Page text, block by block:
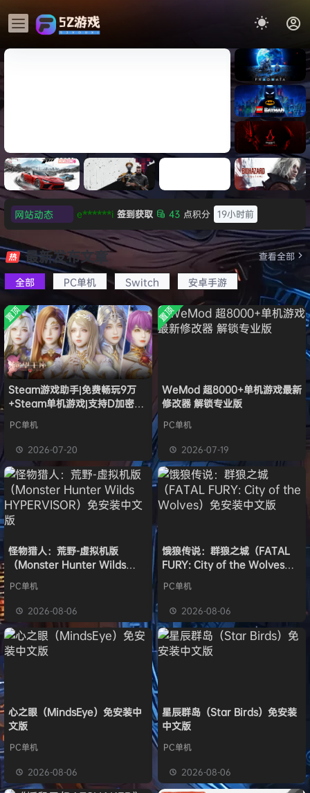
《剑星/Stellar Blade》本体
+修改器打包下载 解压即玩
《识质存
在/PRAG
MATA》
免安装中
文版
《乐高蝙
蝠侠：黑
暗骑士之
遗/LEGO
Batman:
Legacy
of the
Dark
Knight》
免安装中
文版
《刺客信
条：
影/Assas
sin’s
Creed
Shadow
s》免安装
版，非虚
拟机
极限竞
速：地平
线
6（Forza
Horizon
6）免安装
中文版
《原子之
心/Atomi
c
Heart》
免安装中
文版
红色沙漠-
虚拟机版
（Crimso
n Desert
HYPERVI
SOR）免
安装中文
版
生化危机
9：安魂
曲
（Reside
nt Evil
Requiem
）免安装
中文版
网站动态 e******i 签到获取 43 点积分 19小时前
欢迎Q*H 加入本站 8月6日
欢迎 e******i 加入本站 8月6日
普洱 签到获取 39 点积分
8月6日
欢迎普洱 加入本站
加入本站
欢迎c***s 加入本站
8月6日
欢迎V****y 加入本站 8月6日
欢迎j***j 加入本站
欢迎1******4 加入本站
l***g 签到获取 28 点积分 8月5日
w******g 签到获取 49 点积分 8月4日
加入本站 8月4日
加入本站
加入本站 18小时前
最新发布文章
全部 PC单机 Switch 安卓手游
查看全部
置顶
Steam游戏助手|免费畅玩9万
+Steam单机游戏|支持D加密以
PC单机
2026-07-20
置顶
WeMod 超8000+单机游戏最新
修改器 解锁专业版
PC单机
2026-07-19
怪物猎人：荒野-虚拟机版
（Monster Hunter Wilds
PC单机
2026-08-06
饿狼传说：群狼之城（FATAL
FURY: City of the Wolves）
PC单机
2026-08-06
心之眼（MindsEye）免安装中
文版
PC单机
2026-08-06
星辰群岛（Star Birds）免安装
中文版
PC单机
2026-08-06